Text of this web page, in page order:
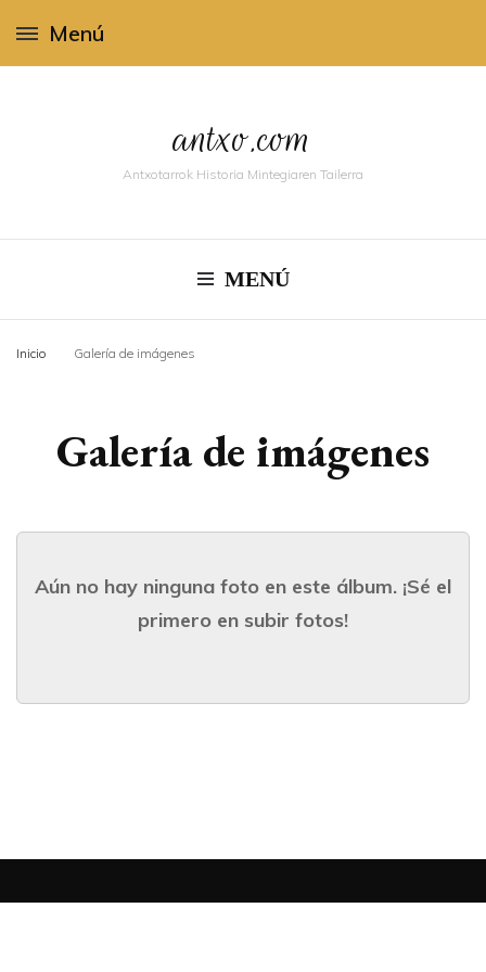
Menú
antxo.com
Antxotarrok Historia Mintegiaren Tailerra
MENÚ
Inicio Galerí­a de imágenes
Galerí­a de imágenes
Aún no hay ninguna foto en este álbum. ¡Sé el
primero en subir fotos!